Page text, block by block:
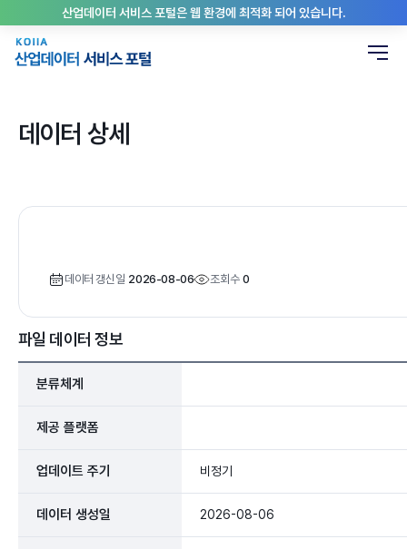
산업데이터 서비스 포털은 웹 환경에 최적화 되어 있습니다.
데이터 상세
데이터 갱신일 2026-08-06 조회수 0
파일 데이터 정보
분류체계
제공 플랫폼
업데이트 주기 비정기
데이터 생성일 2026-08-06